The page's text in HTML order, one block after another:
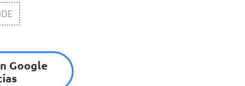
Google